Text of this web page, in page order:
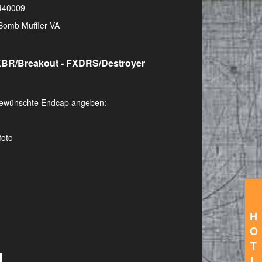
H
O
T
Muffler VA
Breakout - FXDRS/Destroyer
Endcap angeben: